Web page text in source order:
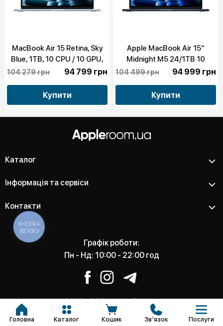
MacBook Air 15 Retina, Sky
Blue, 1TB, 10 CPU / 10 GPU,
24GB RAM with Apple M5
104 279 грн 94 799 грн
Купити
Apple MacBook Air 15“
Midnight M5 24/1TB 10
CPU/10 GPU 2026 (MDVN4)
104 499 грн 94 999 грн
Купити
Каталог
Інформація та сервіси
Контакти
Графік роботи:
Пн - Нд: 10:00 - 22:00 год
2012 - 2026 Apple Room -
Магазин та сервісний центр
Головна Каталог Кошик Звʼязок Послуги
КНОПКА
ЗВ'ЯЗКУ